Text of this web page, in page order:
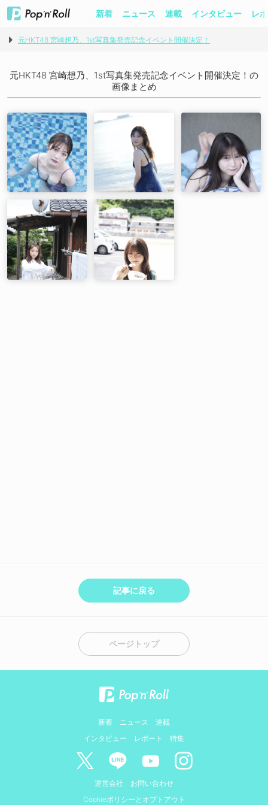
新着 ニュース 連載 インタビュー レ
元HKT48 宮崎想乃、1st写真集発売記念イベント開催決定！
元HKT48 宮崎想乃、1st写真集発売記念イベント開催決定！の
画像まとめ
記事に戻る
ページトップ
新着 ニュース
連載
インタビュー
レポート 特集
運営会社
お問い合わせ
Cookieポリシーとオプトアウト